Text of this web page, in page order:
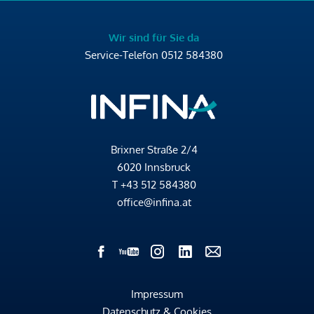
Wir sind für Sie da
Service-Telefon 0512 584380
Brixner Straße 2/4
6020 Innsbruck
T +43 512 584380
office@infina.at
Impressum